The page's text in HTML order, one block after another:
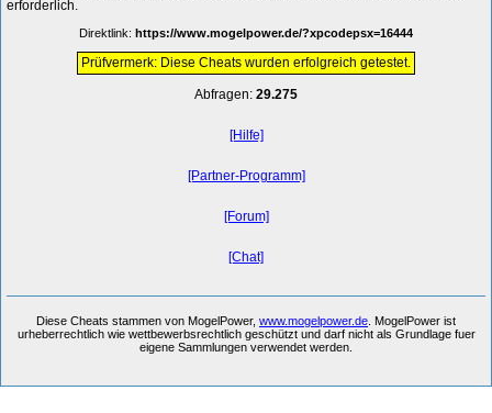
erforderlich.
Direktlink: https://www.mogelpower.de/?xpcodepsx=16444
Prüfvermerk: Diese Cheats wurden erfolgreich getestet.
Abfragen: 29.275
[Hilfe]
[Partner-Programm]
[Forum]
[Chat]
Diese Cheats stammen von MogelPower, www.mogelpower.de . MogelPower ist
urheberrechtlich wie wettbewerbsrechtlich geschützt und darf nicht als Grundlage fuer
eigene Sammlungen verwendet werden.